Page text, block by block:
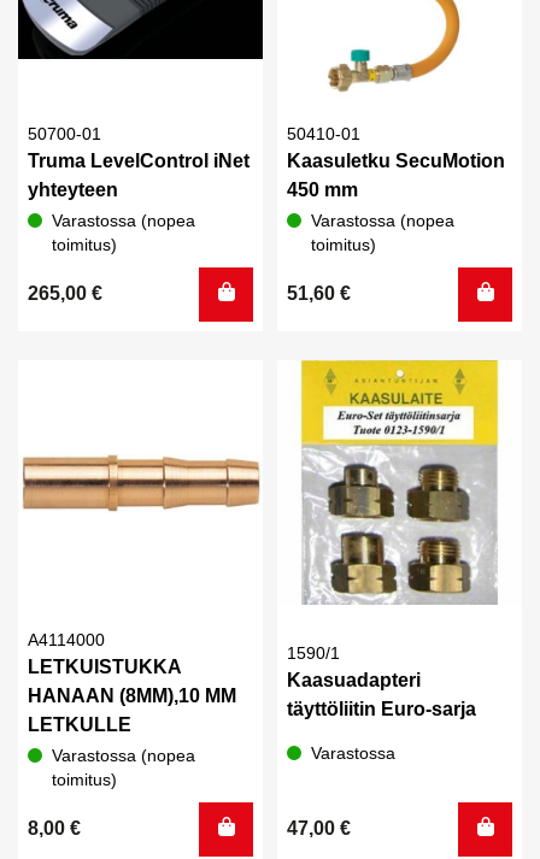
50700-01
Truma LevelControl iNet
yhteyteen
Varastossa (nopea
toimitus)
265,00 €
50410-01
Kaasuletku SecuMotion
450 mm
Varastossa (nopea
toimitus)
51,60 €
A4114000
LETKUISTUKKA
HANAAN (8MM),10 MM
LETKULLE
Varastossa (nopea
toimitus)
8,00 €
1590/1
Kaasuadapteri
täyttöliitin Euro-sarja
Varastossa
47,00 €